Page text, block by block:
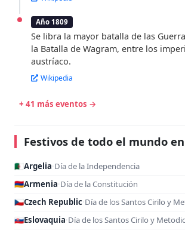
Año 1809
Se libra la mayor batalla de las
la Batalla de Wagram, entre los
austríaco.
Wikipedia
+ 41 más eventos →
Festivos de todo el mundo
🇩🇿 Argelia·Día de la Independencia
🇦🇲Armenia·Día de la Constitución
🇨🇿Czech Republic·Día de los Santos Cirilo y
🇸🇰Eslovaquia·Día de los Santos Cirilo y